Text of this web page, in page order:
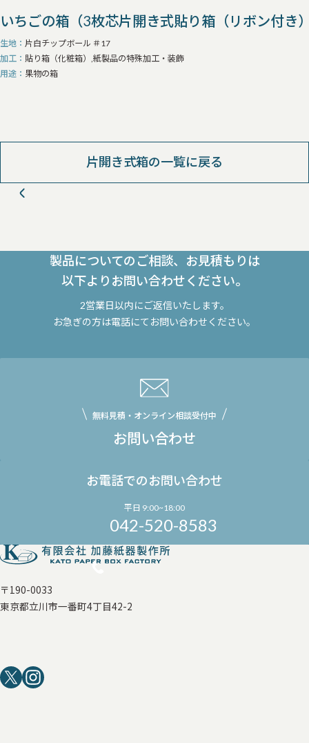
いちごの箱（3枚芯片開き式貼り箱（リボン付き
生地
片白チップボール ＃17
加工
貼り箱（化粧箱）,紙製品の特殊加工・装飾
用途
果物の箱
片開き式箱の一覧に戻る
製品についてのご相談、お見積もりは
以下よりお問い合わせください。
2営業日以内にご返信いたします。
お急ぎの方は電話にてお問い合わせください。
無料見積・オンライン相談受付中
お問い合わせ
お電話でのお問い合わせ
平日 9:00~18:00
042-520-8583
〒190-0033
東京都立川市一番町4丁目42-2